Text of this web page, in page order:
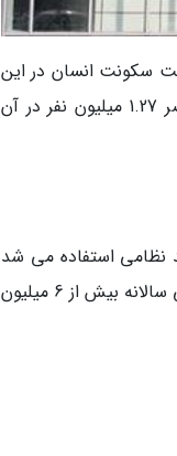
سکونت انسان در این
شهر به 7000 سال قبل از میلاد برمی گردد. این شهر 492 کیلومتر مربع مساحت دارد و در حال حاضر 1.27 میلیون نفر در آن
مقاصد نظامی استفاده می شد
اما از سال 1947 پرواز های عمومی و باری از سر گرفته شد. در حال حاضر فرودگاه صوفیه با جابه جایی سالانه بیش از 6 میلیون